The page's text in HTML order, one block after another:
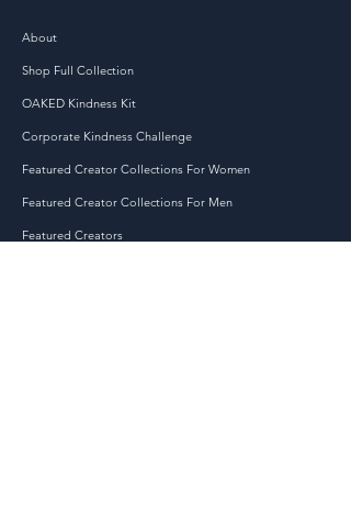
본 상품은 주문과 동시에 제작
되는 상품으로 배송까지 다소
시간이 소요되는 상품입니다.
대량이 아닌 주문형 제품을 만
데 도움이 되므로 신중한 구매
결정을 해주셔서 감사합니다!
About
Shop Full Collection
OAKED Kindness Kit
Corporate Kindness Challenge
Featured Creator Collections For Women
Featured Creator Collections For Men
Featured Creators